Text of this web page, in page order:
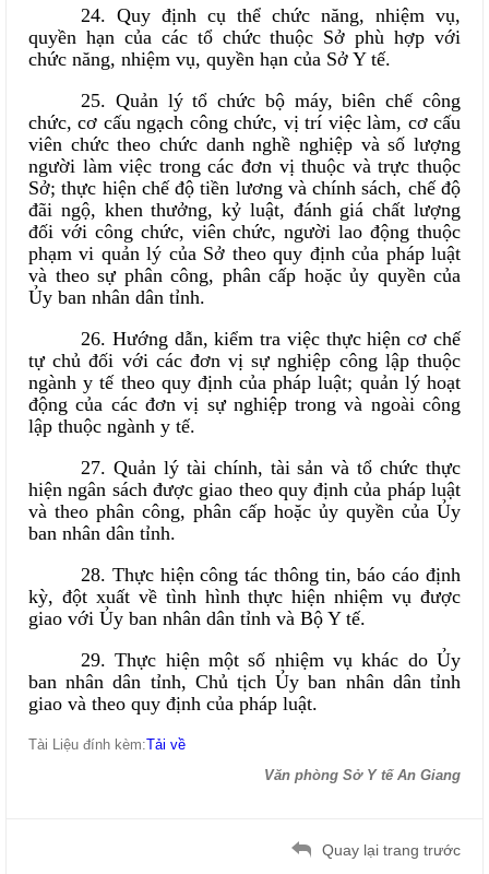
24. Quy định cụ thể chức năng, nhiệm vụ,
quyền hạn của các tổ chức thuộc Sở phù hợp với
chức năng, nhiệm vụ, quyền hạn của Sở Y tế.
25. Quản lý tổ chức bộ máy, biên chế công
chức, cơ cấu ngạch công chức, vị trí việc làm, cơ cấu
viên chức theo chức danh nghề nghiệp và số lượng
người làm việc trong các đơn vị thuộc và trực thuộc
Sở; thực hiện chế độ tiền lương và chính sách, chế độ
đãi ngộ, khen thưởng, kỷ luật, đánh giá chất lượng
đối với công chức, viên chức, người lao động thuộc
phạm vi quản lý của Sở theo quy định của pháp luật
và theo sự phân công, phân cấp hoặc ủy quyền của
Ủy ban nhân dân tỉnh.
26. Hướng dẫn, kiểm tra việc thực hiện cơ chế
tự chủ đối với các đơn vị sự nghiệp công lập thuộc
ngành y tế theo quy định của pháp luật; quản lý hoạt
động của các đơn vị sự nghiệp trong và ngoài công
lập thuộc ngành y tế.
27. Quản lý tài chính, tài sản và tổ chức thực
hiện ngân sách được giao theo quy định của pháp luật
và theo phân công, phân cấp hoặc ủy quyền của Ủy
ban nhân dân tỉnh.
28. Thực hiện công tác thông tin, báo cáo định
kỳ, đột xuất về tình hình thực hiện nhiệm vụ được
giao với Ủy ban nhân dân tỉnh và Bộ Y tế.
29. Thực hiện một số nhiệm vụ khác do Ủy
ban nhân dân tỉnh, Chủ tịch Ủy ban nhân dân tỉnh
giao và theo quy định của pháp luật.
Tài Liệu đính kèm:Tải về
Văn phòng Sở Y tế An Giang
Quay lại trang trước